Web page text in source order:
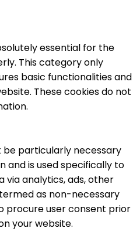
essential for the
This category only
basic functionalities and
These cookies do not
particularly necessary
and is used specifically to
via analytics, ads, other
as non-necessary
procure user consent prior
your website.